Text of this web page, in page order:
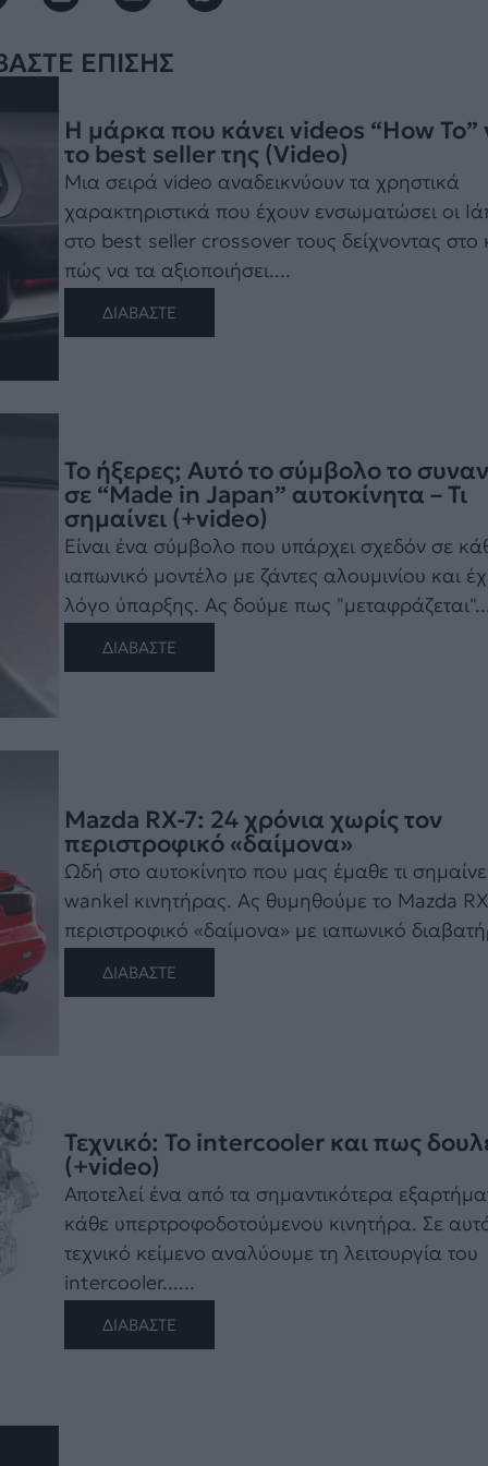
ΕΠΙΣΗΣ
Η μάρκα που κάνει videos “How To”
το best seller της (Video)
Μια σειρά video αναδεικνύουν τα χρηστικά
χαρακτηριστικά που έχουν ενσωματώσει οι
στο best seller crossover τους δείχνοντας στο
πώς να τα αξιοποιήσει....
ΔΙΑΒΑΣΤΕ
Το ήξερες; Αυτό τo σύμβολο το
σε “Made in Japan” αυτοκίνητα – Τι
σημαίνει (+video)
Είναι ένα σύμβολο που υπάρχει σχεδόν σε
ιαπωνικό μοντέλο με ζάντες αλουμινίου και
λόγο ύπαρξης. Ας δούμε πως
ΔΙΑΒΑΣΤΕ
Mazda RX-7: 24 χρόνια χωρίς τον
περιστροφικό «δαίμονα»
Ωδή στο αυτοκίνητο που μας έμαθε τι
wankel κινητήρας. Ας θυμηθούμε το Mazda
περιστροφικό «δαίμονα» με ιαπωνικό
ΔΙΑΒΑΣΤΕ
Τεχνικό: To intercooler και πως
(+video)
Αποτελεί ένα από τα σημαντικότερα
κάθε υπερτροφοδοτούμενου κινητήρα. Σε
τεχνικό κείμενο αναλύουμε τη λειτουργία του
intercooler......
ΔΙΑΒΑΣΤΕ